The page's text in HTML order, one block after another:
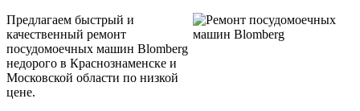
Предлагаем быстрый и
качественный ремонт
посудомоечных машин Blomberg
недорого в Краснознаменске и
Московской области по низкой
цене.